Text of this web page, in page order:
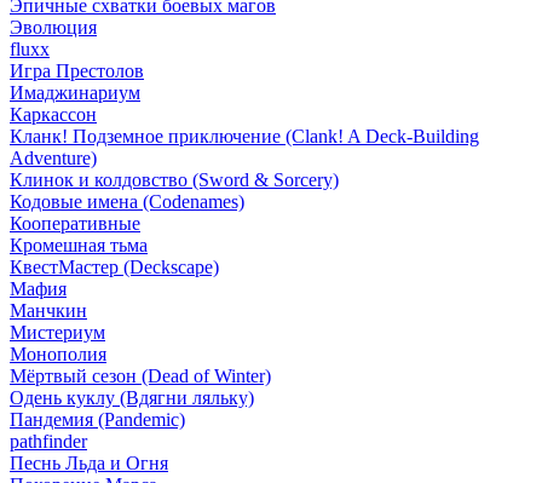
Эпичные схватки боевых магов
Эволюция
fluxx
Игра Престолов
Имаджинариум
Каркассон
Кланк! Подземное приключение (Clank! A Deck-Building
Adventure)
Клинок и колдовство (Sword & Sorcery)
Кодовые имена (Codenames)
Кооперативные
Кромешная тьма
КвестМастер (Deckscape)
Мафия
Манчкин
Мистериум
Монополия
Мёртвый сезон (Dead of Winter)
Одень куклу (Вдягни ляльку)
Пандемия (Pandemic)
pathfinder
Песнь Льда и Огня